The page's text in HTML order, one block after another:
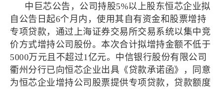
中巨芯公告，公司持股5%以上股东恒芯企业拟
自公告日起6个月内，使用其自有资金和股票增持
专项贷款，通过上海证券交易所交易系统以集中竞
价方式增持公司股份。本次合计拟增持金额不低于
5000万元且不超过1亿元。中信银行股份有限公司
衢州分行已向恒芯企业出具《贷款承诺函》，同意
为恒芯企业增持公司股票提供专项贷款，贷款额度